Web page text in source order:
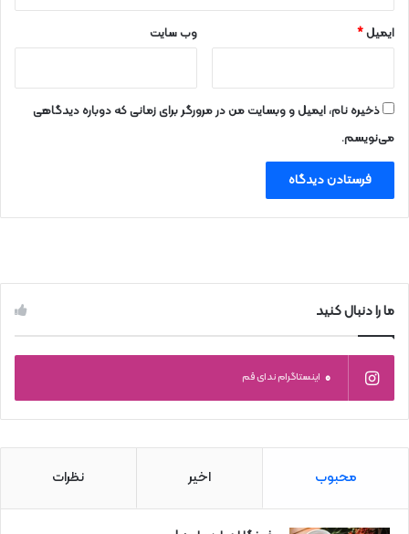
ایمیل* وب‌ سایت
ذخیره نام، ایمیل و وبسایت من در مرورگر برای زمانی که دوباره دیدگاهی
می‌نویسم.
ما را دنبال کنید
0 اینستاگرام ندای قم
محبوب اخیر نظرات